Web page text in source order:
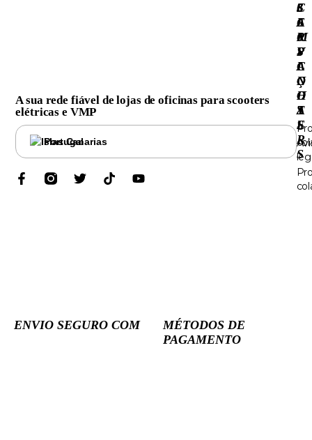
A sua rede fiável de lojas de oficinas para scooters
elétricas e VMP
Portugal
3
6
0
S
C
O
O
T
E
R
S
S
E
R
V
I
Ç
O
S
C
A
M
P
A
N
H
A
S
·
ENVIO SEGURO COM
MÉTODOS DE
PAGAMENTO